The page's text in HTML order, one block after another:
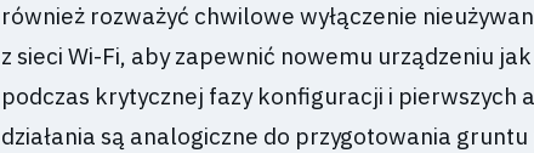
również rozważyć chwilowe wyłączenie
z sieci Wi-Fi, aby zapewnić nowemu urządzeniu
podczas krytycznej fazy konfiguracji i pierwszych
działania są analogiczne do przygotowania